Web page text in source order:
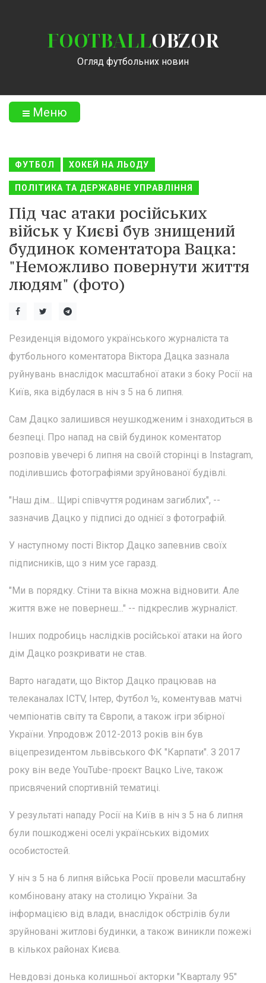
FOOTBALLOBZOR
Огляд футбольних новин
Меню
ФУТБОЛ ХОКЕЙ НА ЛЬОДУ
ПОЛІТИКА ТА ДЕРЖАВНЕ УПРАВЛІННЯ
Під час атаки російських
військ у Києві був знищений
будинок коментатора Вацка:
"Неможливо повернути життя
людям" (фото)
Резиденція відомого українського журналіста та
футбольного коментатора Віктора Дацка зазнала
руйнувань внаслідок масштабної атаки з боку Росії на
Київ, яка відбулася в ніч з 5 на 6 липня.
Сам Дацко залишився неушкодженим і знаходиться в
безпеці. Про напад на свій будинок коментатор
розповів увечері 6 липня на своїй сторінці в Instagram,
поділившись фотографіями зруйнованої будівлі.
"Наш дім... Щирі співчуття родинам загиблих", --
зазначив Дацко у підписі до однієї з фотографій.
У наступному пості Віктор Дацко запевнив своїх
підписників, що з ним усе гаразд.
"Ми в порядку. Стіни та вікна можна відновити. Але
життя вже не повернеш..." -- підкреслив журналіст.
Інших подробиць наслідків російської атаки на його
дім Дацко розкривати не став.
Варто нагадати, що Віктор Дацко працював на
телеканалах ICTV, Інтер, Футбол ½, коментував матчі
чемпіонатів світу та Європи, а також ігри збірної
України. Упродовж 2012-2013 років він був
віцепрезидентом львівського ФК "Карпати". З 2017
року він веде YouTube-проєкт Вацко Live, також
присвячений спортивній тематиці.
У результаті нападу Росії на Київ в ніч з 5 на 6 липня
були пошкоджені оселі українських відомих
особистостей.
У ніч з 5 на 6 липня війська Росії провели масштабну
комбіновану атаку на столицю України. За
інформацією від влади, внаслідок обстрілів були
зруйновані житлові будинки, а також виникли пожежі
в кількох районах Києва.
Невдовзі донька колишньої акторки "Кварталу 95"